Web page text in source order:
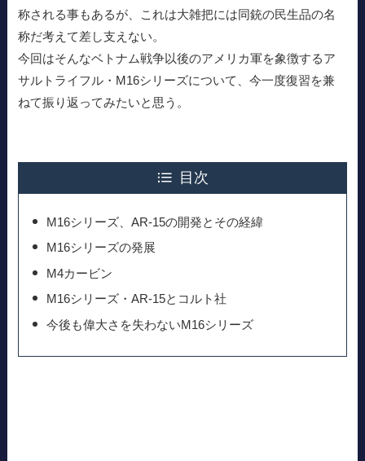
称される事もあるが、これは大雑把には同銃の民生品の名
称だ考えて差し支えない。
今回はそんなベトナム戦争以後のアメリカ軍を象徴するア
サルトライフル・M16シリーズについて、今一度復習を兼
ねて振り返ってみたいと思う。
目次
M16シリーズ、AR-15の開発とその経緯
M16シリーズの発展
M4カービン
M16シリーズ・AR-15とコルト社
今後も偉大さを失わないM16シリーズ